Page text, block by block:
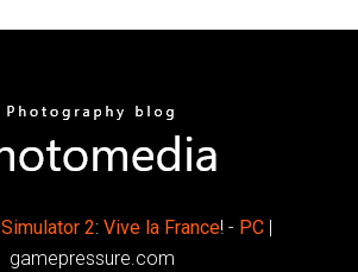
Simulator 2: Vive la France! - PC |
gamepressure.com